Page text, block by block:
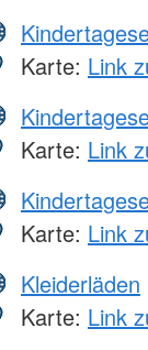
Karte: Link
Karte: Link
Karte: Link
Kleiderläden
Karte: Link